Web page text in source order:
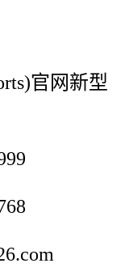
官网新型